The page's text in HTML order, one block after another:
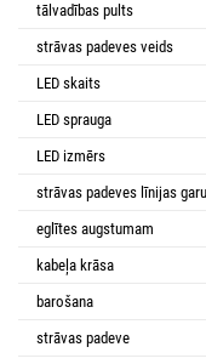
tālvadības pults
strāvas padeves veids
LED skaits
LED sprauga
LED izmērs
strāvas padeves līnijas
eglītes augstumam
kabeļa krāsa
barošana
strāvas padeve